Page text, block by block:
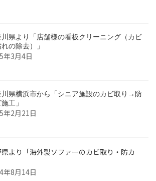
川県より「店舗様の看板クリーニング（カビ
の除去）」
年3月4日
川県横浜市から「シニア施設のカビ取り→防
工」
年2月21日
より「海外製ソファーのカビ取り・防カ
年8月14日